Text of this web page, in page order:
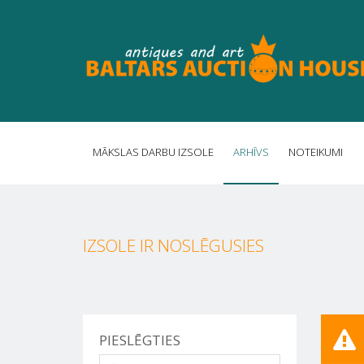
MĀKSLAS DARBU IZSOLE ARHĪVS NOTEIKUMI
IZSOLE IR NOSLĒGUSIES
PIESLĒGTIES